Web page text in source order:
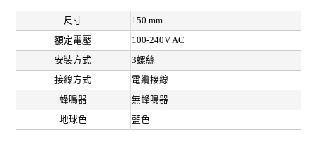
尺寸
150 mm
額定電壓
100-240V AC
安裝方式
3螺絲
接線方式
電纜接線
蜂鳴器
無蜂鳴器
地球色
藍色